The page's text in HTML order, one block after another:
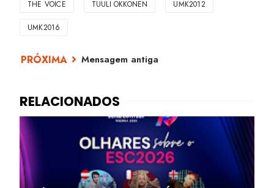
THE VOICE TUULI OKKONEN UMK2012
UMK2016
Mensagem antiga